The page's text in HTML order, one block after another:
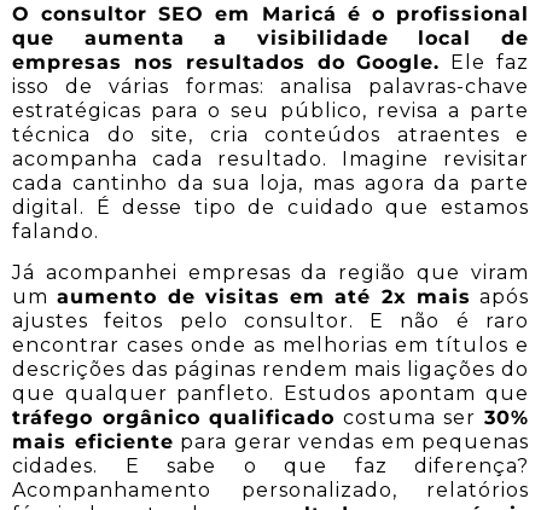
O consultor SEO em Maricá é o profissional
que aumenta a visibilidade local de
empresas nos resultados do Google. Ele faz
isso de várias formas: analisa palavras-chave
estratégicas para o seu público, revisa a parte
técnica do site, cria conteúdos atraentes e
acompanha cada resultado. Imagine revisitar
cada cantinho da sua loja, mas agora da parte
digital. É desse tipo de cuidado que estamos
falando.
Já acompanhei empresas da região que viram
umaumento de visitas em até 2x mais após
ajustes feitos pelo consultor. E não é raro
encontrar cases onde as melhorias em títulos e
descrições das páginas rendem mais ligações do
que qualquer panfleto. Estudos apontam que
tráfego orgânico qualificado costuma ser30%
mais eficiente para gerar vendas em pequenas
cidades. E sabe o que faz diferença?
Acompanhamento personalizado, relatórios